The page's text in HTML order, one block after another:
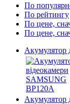
По
По рейтингу
По цене,
По цене,
Акумулятор
Акумулятор